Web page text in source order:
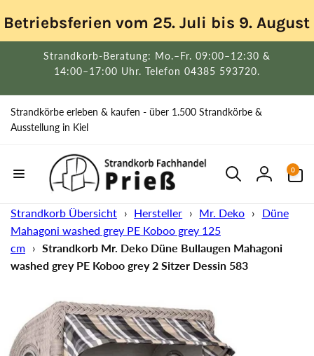
zum
Inhalt
Betriebsferien vom 25. Juli bis 9.
Strandkorb-Beratung: Mo.–Fr. 09:00–12:30 &
14:00–17:00 Uhr. Telefon 04385 593720.
Strandkörbe erleben & kaufen - über 1.500 Strandkörbe &
Ausstellung in Kiel
Einloggen
0
Artikel
Strandkorb Übersicht › Hersteller › Mr. Deko ›
Düne
Mahagoni washed grey PE Koboo grey 125
cm › Strandkorb Mr. Deko Düne Bullaugen Mahagoni
washed grey PE Koboo grey 2 Sitzer Dessin 583